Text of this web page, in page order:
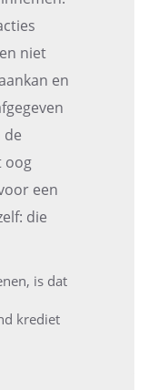
niet
en
de
oog
een
die
is dat
krediet